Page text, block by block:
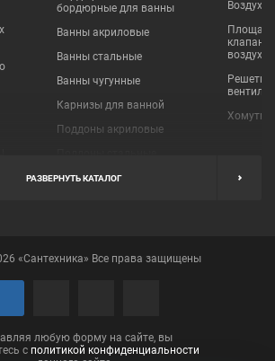
бордюрные для ванны
Ванны акриловые
Ванны стальные
Ванны чугунные
Карнизы для ванной
Поддоны акриловые
Пробки для ванн
клапаны
Решетки
Хомуты
РАЗВЕРНУТЬ КАТАЛОГ
«Сантехника» Все права защищены
любую форму на сайте, вы
с политикой конфиденциальности